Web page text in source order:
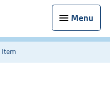
Menu
Item